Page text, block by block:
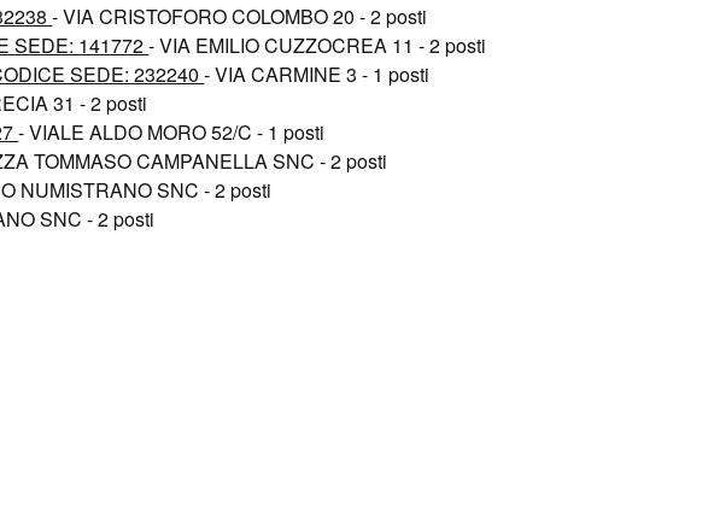
- VIA CRISTOFORO COLOMBO 20 - 2 posti
SEDE: 141772- VIA EMILIO CUZZOCREA 11 - 2 posti
SEDE: 232240- VIA CARMINE 3 - 1 posti
31 - 2 posti
- VIALE ALDO MORO 52/C - 1 posti
TOMMASO CAMPANELLA SNC - 2 posti
NUMISTRANO SNC - 2 posti
SNC - 2 posti